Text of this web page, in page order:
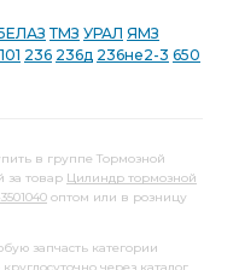
ТМЗ УРАЛ ЯМЗ
236 236д 236не2-3 650
в группе Тормозной
за товар Цилиндр тормозной
оптом или в розницу
запчасть категории